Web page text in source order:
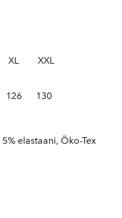
XXL
130
elastaani, Öko-Tex